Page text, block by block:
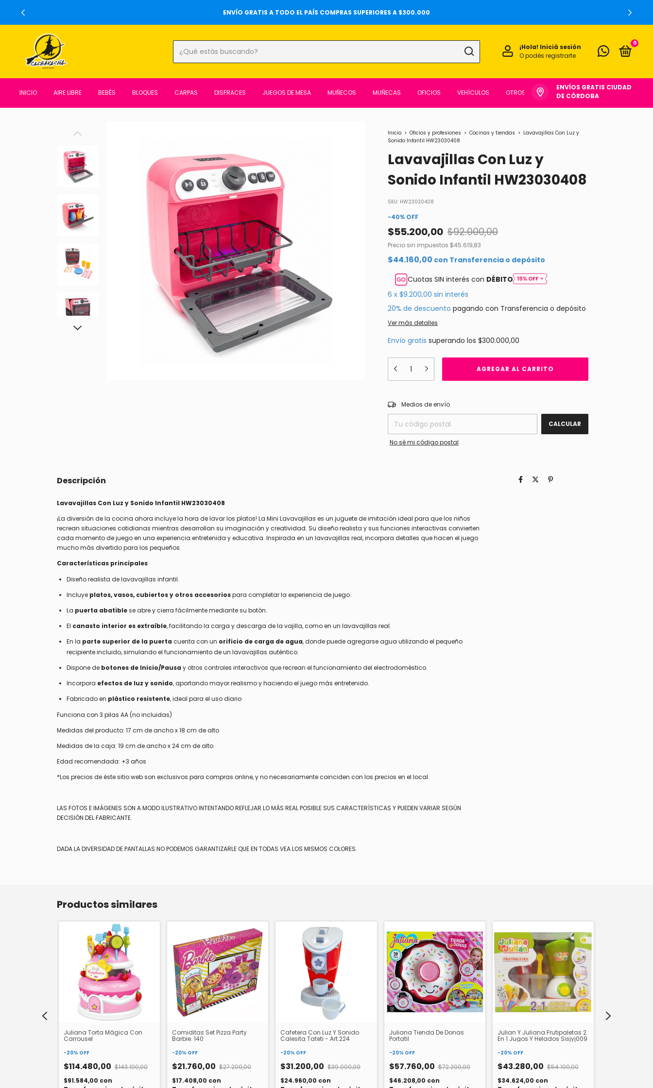
20%OFF SOBRE PRECIOS DE LOCALES Y 6 CUOTAS SIN INTERÉS ⚡️
¡Hola! Iniciá sesión
O podés registrarte
0
INICIO AIRE LIBRE BEBÉS BLOQUES CARPAS DISFRACES JUEGOS DE MESA MUÑECOS MUÑECAS OFICIOS VEHÍCULOS OTROS
ENVÍOS GRATIS CIUDAD
DE CÓRDOBA
Inicio > Oficios y profesiones > Cocinas y tiendas > Lavavajillas Con Luz y
Sonido Infantil HW23030408
Lavavajillas Con Luz y
Sonido Infantil HW23030408
SKU: HW23030408
-40% OFF
$55.200,00 $92.000,00
Precio sin impuestos $45.619,83
$44.160,00 con Transferencia o depósito
Cuotas SIN interés con DÉBITO
6 x $9.200,00 sin interés
20% de descuento pagando con Transferencia o depósito
Ver más detalles
Envío gratis superando los $300.000,00
Entregas para el CP:
Medios de envío
CALCULAR
No sé mi código postal
Descripción
Lavavajillas Con Luz y Sonido Infantil HW23030408
¡La diversión de la cocina ahora incluye la hora de lavar los platos! La Mini Lavavajillas es un juguete de imitación ideal para que los niños
recrean situaciones cotidianas mientras desarrollan su imaginación y creatividad. Su diseño realista y sus funciones interactivas convierten
cada momento de juego en una experiencia entretenida y educativa. Inspirada en un lavavajillas real, incorpora detalles que hacen el juego
mucho más divertido para los pequeños.
Características principales
Diseño realista de lavavajillas infantil.
Incluye platos, vasos, cubiertos y otros accesoriospara completar la experiencia de juego.
La puerta abatiblese abre y cierra fácilmente mediante su botón.
El canasto interior es extraíble, facilitando la carga y descarga de la vajilla, como en un lavavajillas real.
En la parte superior de la puerta cuenta con un orificio de carga de agua, donde puede agregarse agua utilizando el pequeño
recipiente incluido, simulando el funcionamiento de un lavavajillas auténtico.
Dispone de botones de Inicio/Pausa y otros controles interactivos que recrean el funcionamiento del electrodoméstico.
Incorpora efectos de luz y sonido, aportando mayor realismo y haciendo el juego más entretenido.
Fabricado en plástico resistente, ideal para el uso diario
Funciona con 3 pilas AA (no incluidas)
Medidas del producto: 17 cm de ancho x 18 cm de alto
Medidas de la caja: 19 cm de ancho x 24 cm de alto
Edad recomendada: +3 años
*Los precios de éste sitio web son exclusivos para compras online, y no necesariamente coinciden con los precios en el local.
LAS FOTOS E IMÁGENES SON A MODO ILUSTRATIVO INTENTANDO REFLEJAR LO MÁS REAL POSIBLE SUS CARACTERÍSTICAS Y PUEDEN VARIAR SEGÚN
DECISIÓN DEL FABRICANTE.
DADA LA DIVERSIDAD DE PANTALLAS NO PODEMOS GARANTIZARLE QUE EN TODAS VEA LOS MISMOS COLORES.
Productos similares
Juliana Torta Mágica Con
Carrousel
-20% OFF
$114.480,00 $143.100,00
$91.584,00 con
Comiditas Set Pizza Party
Barbie. 140
-20% OFF
$21.760,00 $27.200,00
$17.408,00 con
Cafetera Con Luz Y Sonido
Calesita Tateti - Art.224
-20% OFF
$31.200,00 $39.000,00
$24.960,00 con
Juliana Tienda De Donas
Portatil
-20% OFF
$57.760,00 $72.200,00
$46.208,00 con
Julian Y Juliana Frutipaletas 2
En 1 Jugos Y Helados Sisjyj009
-20% OFF
$43.280,00 $54.100,00
$34.624,00 con